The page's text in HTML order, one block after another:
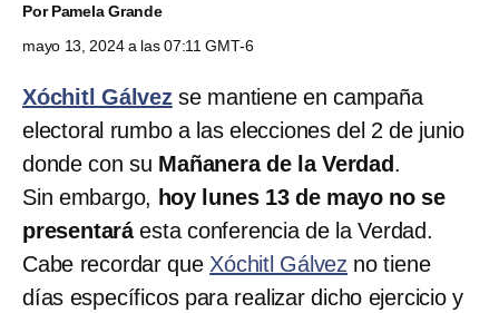
PorPamela Grande
mayo 13, 2024 a las 07:11 GMT-6
Xóchitl Gálvezse mantiene en campaña
electoral rumbo a las elecciones del 2 de junio
donde con su Mañanera de la Verdad .
Sin embargo, hoy lunes 13 de mayo no se
presentaráesta conferencia de la Verdad.
Cabe recordar que Xóchitl Gálvez no tiene
días específicos para realizar dicho ejercicio y